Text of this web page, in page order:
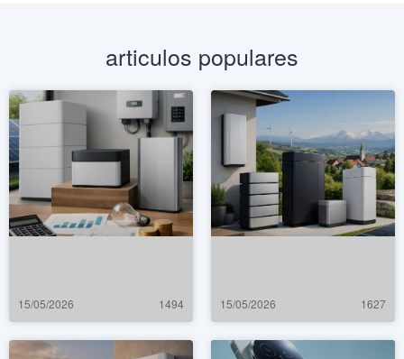
articulos populares
15/05/2026 1494 15/05/2026 1627